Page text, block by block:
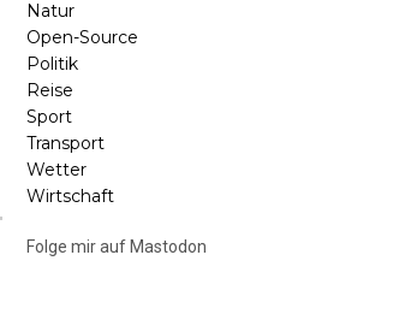
Natur
Open-Source
Politik
Reise
Sport
Transport
Wetter
Wirtschaft
Folge mir auf Mastodon